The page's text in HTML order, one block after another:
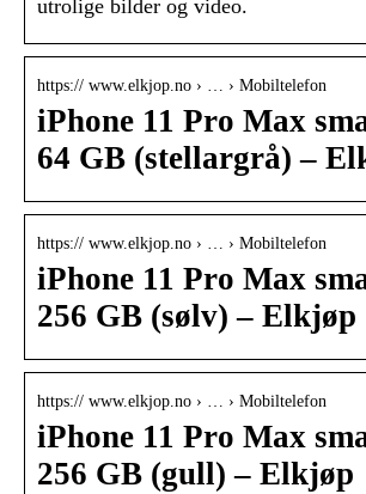
utrolige bilder og video.
https:// www.elkjop.no › … › Mobiltelefon
iPhone 11 Pro Max
64 GB (stellargrå) –
https:// www.elkjop.no › … › Mobiltelefon
iPhone 11 Pro Max
256 GB (sølv) – Elkjøp
https:// www.elkjop.no › … › Mobiltelefon
iPhone 11 Pro Max
256 GB (gull) – Elkjøp